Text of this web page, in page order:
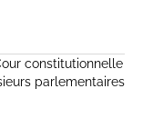
constitutionnelle
parlementaires